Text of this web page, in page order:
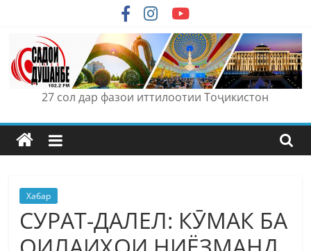
content
27 сол дар фазои иттилоотии Тоҷикистон
Хабар
СУРАТ-ДАЛЕЛ: КӮМАК БА